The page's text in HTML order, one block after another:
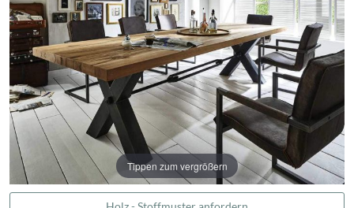
Tippen zum vergrößern